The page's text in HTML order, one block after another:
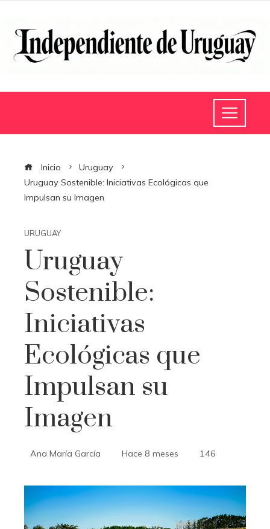
Inicio
Uruguay
Uruguay Sostenible: Iniciativas Ecológicas que
Impulsan su Imagen
URUGUAY
Uruguay
Sostenible:
Iniciativas
Ecológicas que
Impulsan su
Imagen
Ana María García Hace 8 meses 146